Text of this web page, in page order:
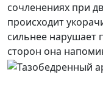
сочленениях при
происходит
сильнее нарушает
сторон она